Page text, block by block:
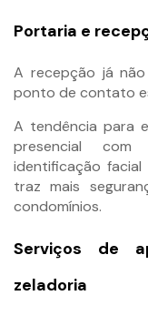
Portaria e
A recepção já
ponto de contato
A tendência para
presencial com
identificação
traz mais
condomínios.
Serviços de
zeladoria